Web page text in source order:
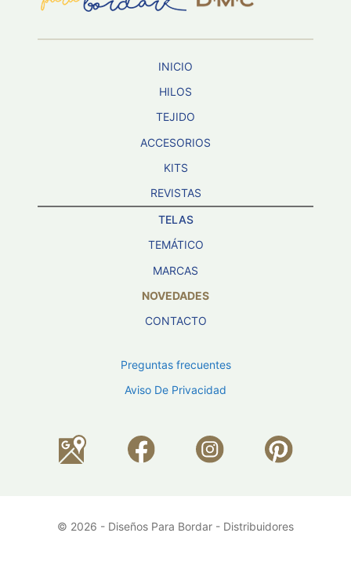
INICIO
HILOS
TEJIDO
ACCESORIOS
KITS
REVISTAS
TELAS
TEMÁTICO
MARCAS
NOVEDADES
CONTACTO
Preguntas frecuentes
Aviso De Privacidad
© 2026 - Diseños Para Bordar - Distribuidores